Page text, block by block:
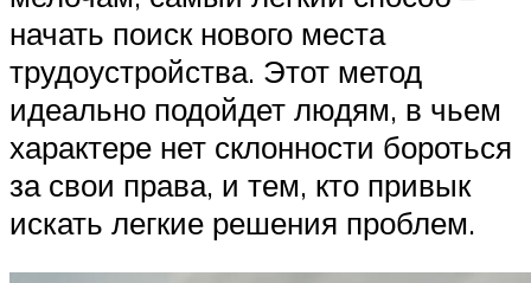
начать поиск нового места
трудоустройства. Этот метод
идеально подойдет людям, в чьем
характере нет склонности бороться
за свои права, и тем, кто привык
искать легкие решения проблем.